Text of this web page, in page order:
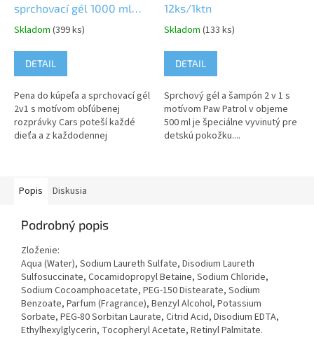
sprchovací gél 1000 ml
6ks/1ktn
Skladom (399 ks)
DETAIL
Pena do kúpeľa a sprchovací gél
2v1 s motívom obľúbenej
rozprávky Cars poteší každé
dieťa a z každodennej
12ks/1ktn
Skladom (133 ks)
DETAIL
Sprchový gél a šampón 2 v 1 s
motívom Paw Patrol v objeme
500 ml je špeciálne vyvinutý pre
detskú pokožku....
Popis Diskusia
Podrobný popis
Zloženie:
Aqua (Water), Sodium Laureth Sulfate, Disodium Laureth
Sulfosuccinate, Cocamidopropyl Betaine, Sodium Chloride,
Sodium Cocoamphoacetate, PEG-150 Distearate, Sodium
Benzoate, Parfum (Fragrance), Benzyl Alcohol, Potassium
Sorbate, PEG-80 Sorbitan Laurate, Citrid Acid, Disodium EDTA,
Ethylhexylglycerin, Tocopheryl Acetate, Retinyl Palmitate.